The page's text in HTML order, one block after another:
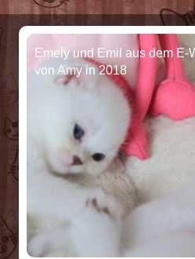
Emely und Emil aus dem E-
von Amy in 2018